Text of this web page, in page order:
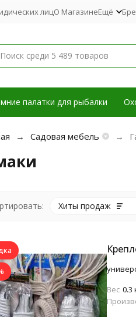
лицО МагазинеЕщё
палатки для рыбалки
Садовая мебель
Хиты продаж
Вес 0.3